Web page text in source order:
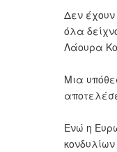
Δεν
όλα
Λάουρα
Μια
Ενώ η